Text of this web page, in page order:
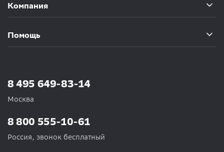
Компания
Помощь
8 495 649-83-14
Москва
8 800 555-10-61
Россия, звонок бесплатный